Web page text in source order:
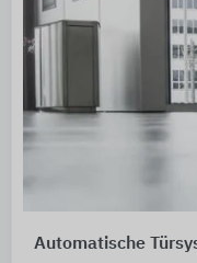
Automatische